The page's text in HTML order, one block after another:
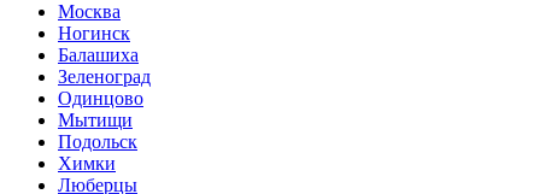
Москва
Ногинск
Балашиха
Зеленоград
Одинцово
Мытищи
Подольск
Химки
Люберцы